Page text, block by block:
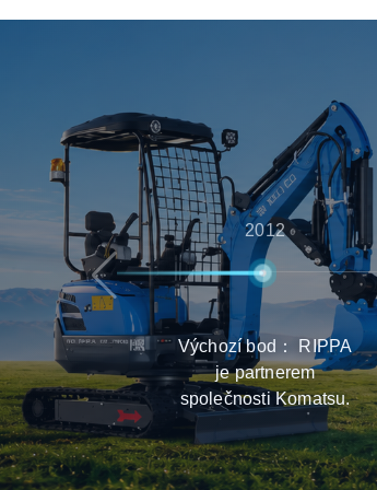
2012
Výchozí bod： RIPPA
je partnerem
společnosti Komatsu.